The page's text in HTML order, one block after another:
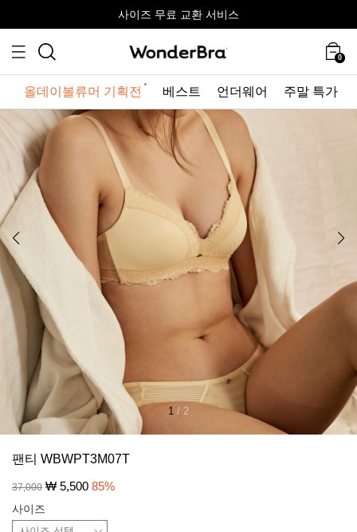
사이즈 무료 교환 서비스
올데이볼류머 기획전최대 10% 할인 쿠폰 + 사은품 증정
사이즈 무료 교환 서비스
올데이볼류머 기획전
0
올데이볼류머 기획전 베스트 언더웨어 주말 특가
1 / 2
팬티 WBWPT3M07T
37,000 ₩ 5,500 85%
사이즈